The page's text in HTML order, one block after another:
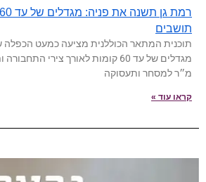
תושבים
תוכנית המתאר הכוללנית מציעה כמעט הכפלה
מ״ר למסחר ותעסוקה
קראו עוד »